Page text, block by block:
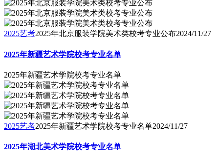
2025艺考2025年北京服装学院美术类校考专业公布2024/11/27
2025年新疆艺术学院校考专业名单
2025年新疆艺术学院校考专业名单
2025艺考2025年新疆艺术学院校考专业名单2024/11/27
2025年湖北美术学院校考专业名单